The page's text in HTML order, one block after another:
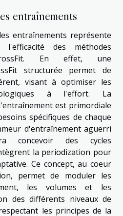
entraînements
entraînements représente
des méthodes
En effet, une
structurée permet de
visant à optimiser les
à l'effort. La
est primordiale
spécifiques de chaque
d'entraînement aguerri
concevoir des cycles
la periodization pour
Ce concept, au coeur
permet de moduler les
les volumes et les
des différents niveaux de
les principes de la